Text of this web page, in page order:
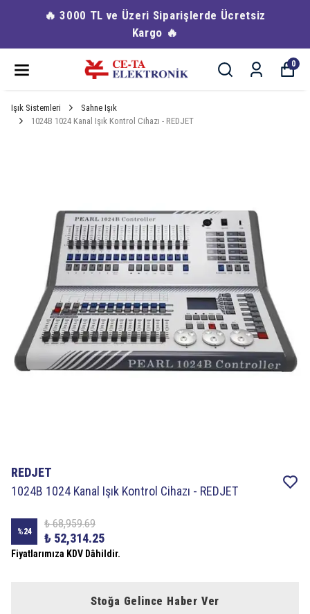
🔥 3000 TL ve Üzeri Siparişlerde Ücretsiz
Kargo 🔥
0
Işık Sistemleri
Sahne Işık
1024B 1024 Kanal Işık Kontrol Cihazı - REDJET
REDJET
1024B 1024 Kanal Işık Kontrol Cihazı - REDJET
%24
₺ 68,959.69
₺ 52,314.25
Fiyatlarımıza KDV Dâhildir.
Stoğa Gelince Haber Ver